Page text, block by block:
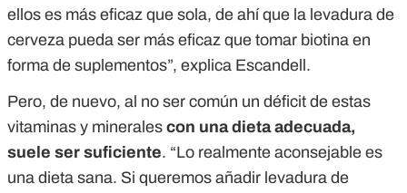
ellos es más eficaz que sola, de ahí que la levadura de
cerveza pueda ser más eficaz que tomar biotina en
forma de suplementos”, explica Escandell.
Pero, de nuevo, al no ser común un déficit de estas
vitaminas y minerales con una dieta adecuada,
suele ser suficiente. “Lo realmente aconsejable es
una dieta sana. Si queremos añadir levadura de